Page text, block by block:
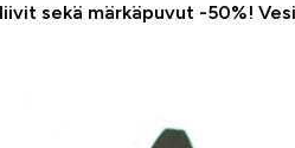
sekä märkäpuvut -50%!